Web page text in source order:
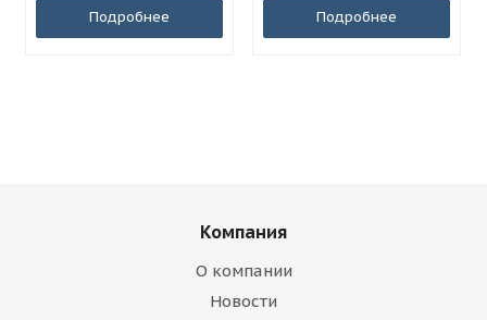
Подробнее Подробнее
Компания
О компании
Новости